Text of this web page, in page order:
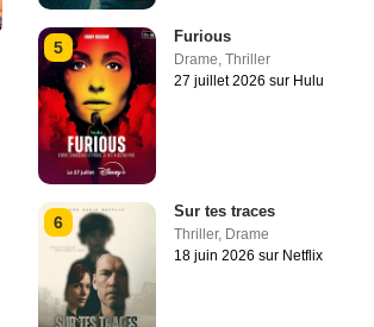
5
Furious
Drame, Thriller
27 juillet 2026 sur Hulu
6
Sur tes traces
Thriller, Drame
18 juin 2026 sur Netflix